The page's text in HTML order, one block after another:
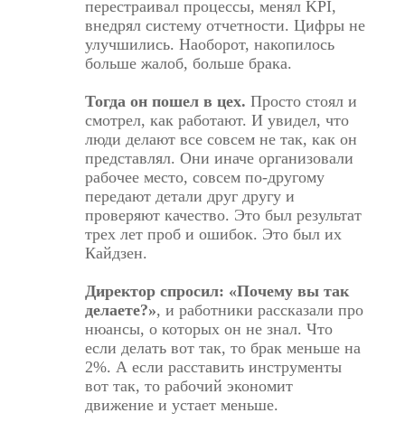
перестраивал процессы, менял KPI,
внедрял систему отчетности. Цифры не
улучшились. Наоборот, накопилось
больше жалоб, больше брака.
Тогда он пошел в цех. Просто стоял и
смотрел, как работают. И увидел, что
люди делают все совсем не так, как он
представлял. Они иначе организовали
рабочее место, совсем по-другому
передают детали друг другу и
проверяют качество. Это был результат
трех лет проб и ошибок. Это был их
Кайдзен.
Директор спросил: «Почему вы так
делаете?», и работники рассказали про
нюансы, о которых он не знал. Что
если делать вот так, то брак меньше на
2%. А если расставить инструменты
вот так, то рабочий экономит
движение и устает меньше.